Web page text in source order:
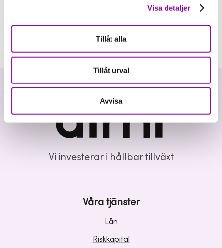
Visa detaljer
Tillåt alla
Tillåt urval
Avvisa
Vi investerar i hållbar tillväxt
Våra tjänster
Lån
Riskkapital